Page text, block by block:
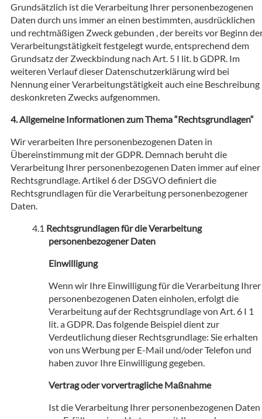
Grundsätzlich ist die Verarbeitung Ihrer personenbezogenen
Daten durch uns immer an einen bestimmten, ausdrücklichen
und rechtmäßigen Zweck gebunden , der bereits vor Beginn
Verarbeitungstätigkeit festgelegt wurde, entsprechend dem
Grundsatz der Zweckbindung nach Art. 5 I lit. b GDPR. Im
weiteren Verlauf dieser Datenschutzerklärung wird bei
Nennung einer Verarbeitungstätigkeit auch eine Beschreibung
deskonkreten Zwecks aufgenommen.
Allgemeine Informationen zum Thema “Rechtsgrundlagen“
Wir verarbeiten Ihre personenbezogenen Daten in
Übereinstimmung mit der GDPR. Demnach beruht die
Verarbeitung Ihrer personenbezogenen Daten immer auf einer
Rechtsgrundlage. Artikel 6 der DSGVO definiert die
Rechtsgrundlagen für die Verarbeitung personenbezogener
Daten.
Rechtsgrundlagen für die Verarbeitung
personenbezogener Daten
Einwilligung
Wenn wir Ihre Einwilligung für die Verarbeitung Ihrer
personenbezogenen Daten einholen, erfolgt die
Verarbeitung auf der Rechtsgrundlage von Art. 6 I 1
lit. a GDPR. Das folgende Beispiel dient zur
Verdeutlichung dieser Rechtsgrundlage: Sie erhalten
von uns Werbung per E-Mail und/oder Telefon und
haben zuvor Ihre Einwilligung gegeben.
Vertrag oder vorvertragliche Maßnahme
Ist die Verarbeitung Ihrer personenbezogenen Daten